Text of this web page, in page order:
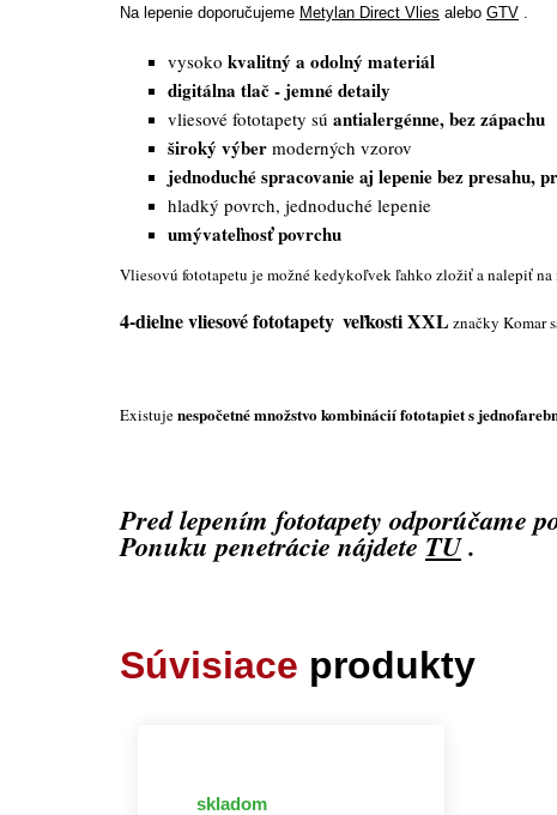
Na lepenie doporučujeme Metylan Direct Vlies alebo GTV .
vysoko kvalitný a odolný materiál
digitálna tlač - jemné detaily
vliesové fototapety sú antialergénne, bez zápachu
široký výber moderných vzorov
jednoduché spracovanie aj lepenie bez presahu,
hladký povrch, jednoduché lepenie
umývateľnosť povrchu
Vliesovú fototapetu je možné kedykoľvek ľahko zložiť a nalepiť na
4-dielne vliesové fototapety veľkosti XXLznačky Komar
Existujenespočetné množstvo kombinácií fototapiet s
Pred lepením fototapety odporúčame
Ponuku penetrácie nájdeteTU.
Súvisiace produkty
skladom